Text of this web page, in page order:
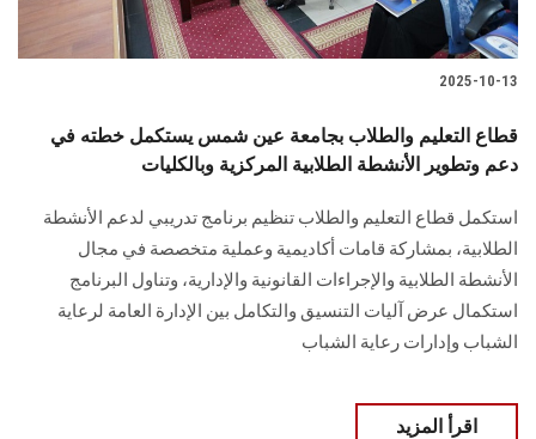
2025-10-13
قطاع التعليم والطلاب بجامعة عين شمس يستكمل خطته في
دعم وتطوير الأنشطة الطلابية المركزية وبالكليات
استكمل قطاع التعليم والطلاب تنظيم برنامج تدريبي لدعم الأنشطة
الطلابية، بمشاركة قامات أكاديمية وعملية متخصصة في مجال
الأنشطة الطلابية والإجراءات القانونية والإدارية، وتناول البرنامج
استكمال عرض آليات التنسيق والتكامل بين الإدارة العامة لرعاية
الشباب وإدارات رعاية الشباب
اقرأ المزيد